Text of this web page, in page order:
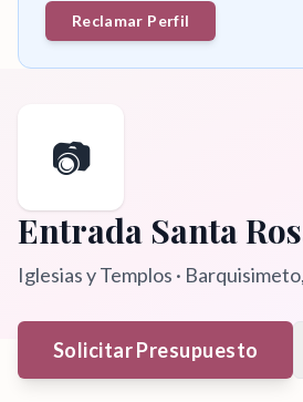
Reclamar Perfil
📷
Entrada Santa
Iglesias y Templos · Barquisimeto
Solicitar Presupuesto